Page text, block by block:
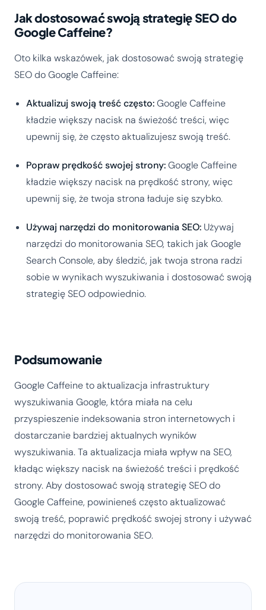
Jak dostosować swoją strategię SEO do
Google Caffeine?
Oto kilka wskazówek, jak dostosować swoją strategię
SEO do Google Caffeine:
Aktualizuj swoją treść często:Google Caffeine
kładzie większy nacisk na świeżość treści, więc
upewnij się, że często aktualizujesz swoją treść.
Popraw prędkość swojej strony:Google Caffeine
kładzie większy nacisk na prędkość strony, więc
upewnij się, że twoja strona ładuje się szybko.
Używaj narzędzi do monitorowania SEO: Używaj
narzędzi do monitorowania SEO, takich jak Google
Search Console, aby śledzić, jak twoja strona radzi
sobie w wynikach wyszukiwania i dostosować swoją
strategię SEO odpowiednio.
Podsumowanie
Google Caffeine to aktualizacja infrastruktury
wyszukiwania Google, która miała na celu
przyspieszenie indeksowania stron internetowych i
dostarczanie bardziej aktualnych wyników
wyszukiwania. Ta aktualizacja miała wpływ na SEO,
kładąc większy nacisk na świeżość treści i prędkość
strony. Aby dostosować swoją strategię SEO do
Google Caffeine, powinieneś często aktualizować
swoją treść, poprawić prędkość swojej strony i używać
narzędzi do monitorowania SEO.